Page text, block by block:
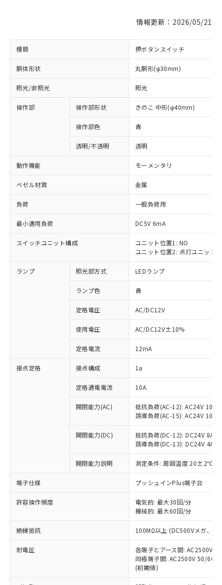
情報更新：2026/05/21
種類 押ボタンスイッチ
胴体形状 丸胴形(φ30mm)
照光/非照光 照光
操作部 操作部形状 きのこ 中形(φ40mm)
操作部色 青
透明/不透明 透明
動作機能 モーメンタリ
ベゼル材質 金属
負荷 一般負荷用
最小適用負荷 DC5V 6mA
スイッチユニット構成
ユニット位置1: NO
ユニット位置2: 点灯ユニット
ランプ 照光部方式 LEDランプ
ランプ色 青
定格電圧 AC/DC12V
使用電圧 AC/DC12V±10%
定格電流 12mA
接点定格 接点構成 1a
定格通電電流 10A
開閉能力(AC)
抵抗負荷(AC-12): AC24V 10A/
誘導負荷(AC-15): AC24V
開閉能力(DC)
抵抗負荷(DC-12): DC24V 8A/
誘導負荷(DC-13): DC24V 4A/
開閉能力説明 測定条件: 周囲温度 20±2℃、
端子仕様 プッシュインPlus端子台
許容操作頻度
電気的: 最大30回/分
機械的: 最大60回/分
絶縁抵抗 100MΩ以上 (DC500Vメガ、点
耐電圧
各端子とアース間: AC2500V
同極端子間: AC2500V 50/
(初期値)
ご利用条件
以下の条件をお読みいただき、同意のうえ
ご利用ください。
本サービスは、当社制御機器事業取扱
商品の当社在庫状況および標準価格
(税抜)を提供させていただくもので
当社制御機器事業取扱商品の中には、
本サービスの対象外となる商品もある
ことをご了承ください。
在庫状況および標準価格照会結果は、
記載している更新日時点での社内デー
タに基づき作成されるものであり、閲
覧された時点での実際の在庫および標
準価格とは異なる場合があることをご
※1 対応状況
対応済み：EU RoHS指令（10物質）の
非含有に対応した製品が提供可能な商品で
対応予定：EU RoHS指令（10物質）の非含
有に対応した製品に切り替える予定のある
対応予定なし：EU RoHS指令（10物質）の
非含有に非対応の商品で、対応品を出す予
定はありません。
調査・確認中：EU RoHS指令（10物質）の
非含有の対応状況を調査中または確認中の
非該当品：ライセンス料など無形物で、有
害物質有無と関係のない商品です。
仕入先様の事情により、非含有部品として
いたものが、含有品と判明した場合などや
むを得ず変更することがあります。
鉛(Pb) 1000ppm以下、 水銀(Hg) 1000ppm以下、 カド
六価クロム(Cr(Ⅵ)) 1000ppm以下、ポリ臭化ビフェニル
類(PBB) 1000ppm以下、ポリ臭化ジフェニルエーテル類
(PBDE) 1000ppm以下、フタル酸ビス(2-エチルヘキシ
※1 中国RoHS○×表
「○」：最大均質材料含有率が中国RoHSの
基準値以下であることを示します。
「×」：最大均質材料含有率が中国RoHSの
基準値を超えていることを示します。
「－」：未確認です。当社販売部門へお問
い合わせください。
*中国RoHS10物質の基準値 (GB/T26572)：
Pb(鉛) :1000ppm、 Hg(水銀) : 1000ppm、 Cd(カドミウ
Cr(Ⅵ)(六価クロム) : 1000ppm、 PBBs(ポリ臭化ビフェ
当社は、これら貴社製品のうち、外国
為替および外国貿易法に定める商品
（以下｢規制貨物等」という）を輸出
国政府の輸出許可(または役務取引許
可)を取得するなどの必要な手続きを